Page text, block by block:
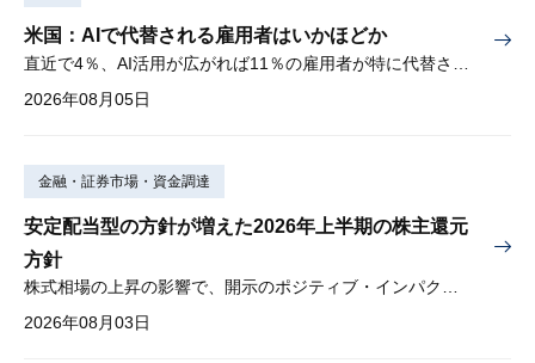
米国：AIで代替される雇用者はいかほどか
2026年08月05日
金融・証券市場・資金調達
安定配当型の方針が増えた2026年上半期の株主還元
方針
株式相場の上昇の影響で、開示のポジティブ・インパクトは低下
2026年08月03日